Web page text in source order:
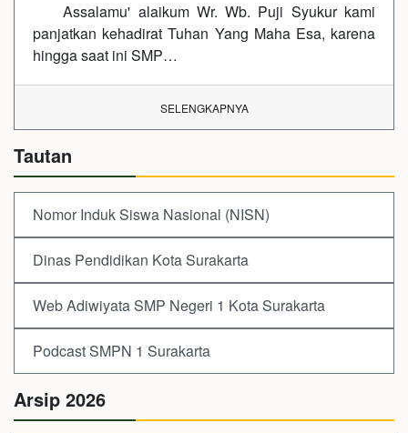
Assalamu' alaikum Wr. Wb. Puji Syukur kami
panjatkan kehadirat Tuhan Yang Maha Esa, karena
hingga saat ini SMP…
SELENGKAPNYA
Tautan
Nomor Induk Siswa Nasional (NISN)
Dinas Pendidikan Kota Surakarta
Web Adiwiyata SMP Negeri 1 Kota Surakarta
Podcast SMPN 1 Surakarta
Arsip 2026